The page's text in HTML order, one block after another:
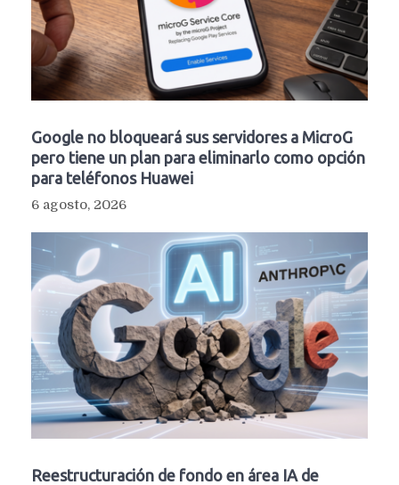
Google no bloqueará sus servidores a MicroG
pero tiene un plan para eliminarlo como opción
para teléfonos Huawei
6 agosto, 2026
Reestructuración de fondo en área IA de